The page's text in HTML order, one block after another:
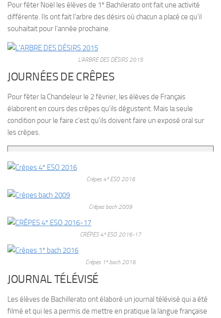
Pour fêter Noël les élèves de 1º Bachilerato ont fait une activité
différente. Ils ont fait l’arbre des désirs où chacun a placé ce qu’il
souhaitait pour l’année prochaine.
L’ARBRE DES DÉSIRS 2015
JOURNÉES DE CRÊPES
Pour fêter la Chandeleur le 2 février, les élèves de Français
élaborent en cours des crêpes qu’ils dégustent. Mais la seule
condition pour le faire c’est qu’ils doivent faire un exposé oral sur
les crêpes.
Crêpes 4º ESO 2016
Crêpes bach 2009
CRÊPES 4º ESO 2016-17
Crêpes 1º bach 2016
JOURNAL TÉLÉVISÉ
Les élèves de Bachillerato ont élaboré un journal télévisé qui a été
filmé et qui les a permis de mettre en pratique la langue française